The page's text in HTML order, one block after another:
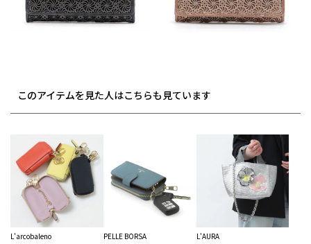
このアイテムを見た人はこちらも見ています
L'arcobaleno PELLE BORSA L'AURA